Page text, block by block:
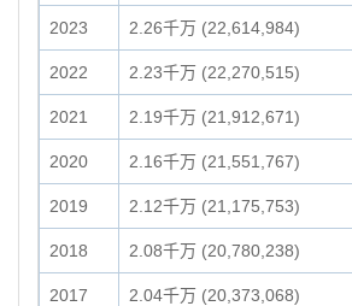
2023 2.26千万 (22,614,984)
2022 2.23千万 (22,270,515)
2021 2.19千万 (21,912,671)
2020 2.16千万 (21,551,767)
2019 2.12千万 (21,175,753)
2018 2.08千万 (20,780,238)
2017 2.04千万 (20,373,068)